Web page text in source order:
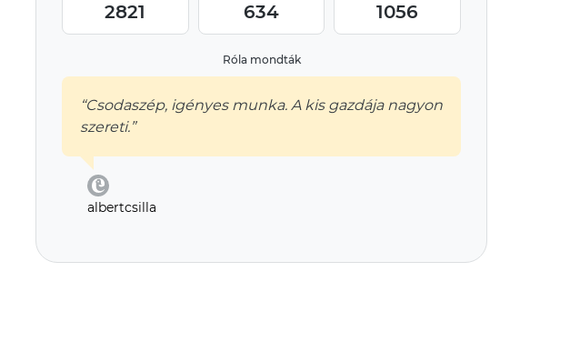
2821 634 1056
Róla mondták
“Csodaszép, igényes munka. A kis gazdája nagyon
szereti.”
albertcsilla